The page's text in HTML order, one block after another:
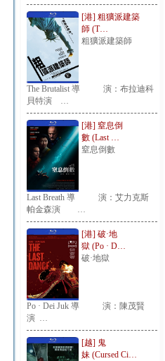
[港] 粗獷派建築
師 (T…
粗獷派建築師
The Brutalist 導 演：布拉迪科
貝特演 …
[港] 窒息倒
數 (Last …
窒息倒數
Last Breath 導 演：艾力克斯
帕金森演 …
[港] 破·地
獄 (Po · D…
破·地獄
Po · Dei Juk 導 演：陳茂賢
演 …
[越] 鬼
妹 (Cursed Ci…